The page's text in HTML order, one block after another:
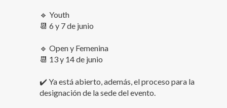
🔹 Youth
📆 6 y 7 de junio
🔹 Open y Femenina
📆 13 y 14 de junio
✔️ Ya está abierto, además, el proceso para la
designación de la sede del evento.